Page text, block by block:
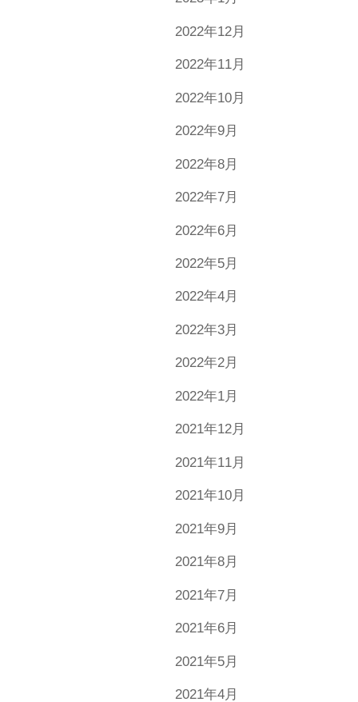
2022年12月
2022年11月
2022年10月
2022年9月
2022年8月
2022年7月
2022年6月
2022年5月
2022年4月
2022年3月
2022年2月
2022年1月
2021年12月
2021年11月
2021年10月
2021年9月
2021年8月
2021年7月
2021年6月
2021年5月
2021年4月